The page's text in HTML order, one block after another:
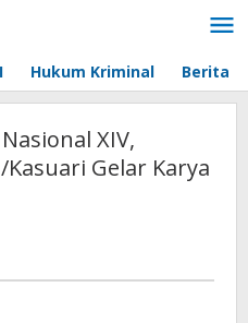
Hukum Kriminal Berita
XIV,
Gelar Karya